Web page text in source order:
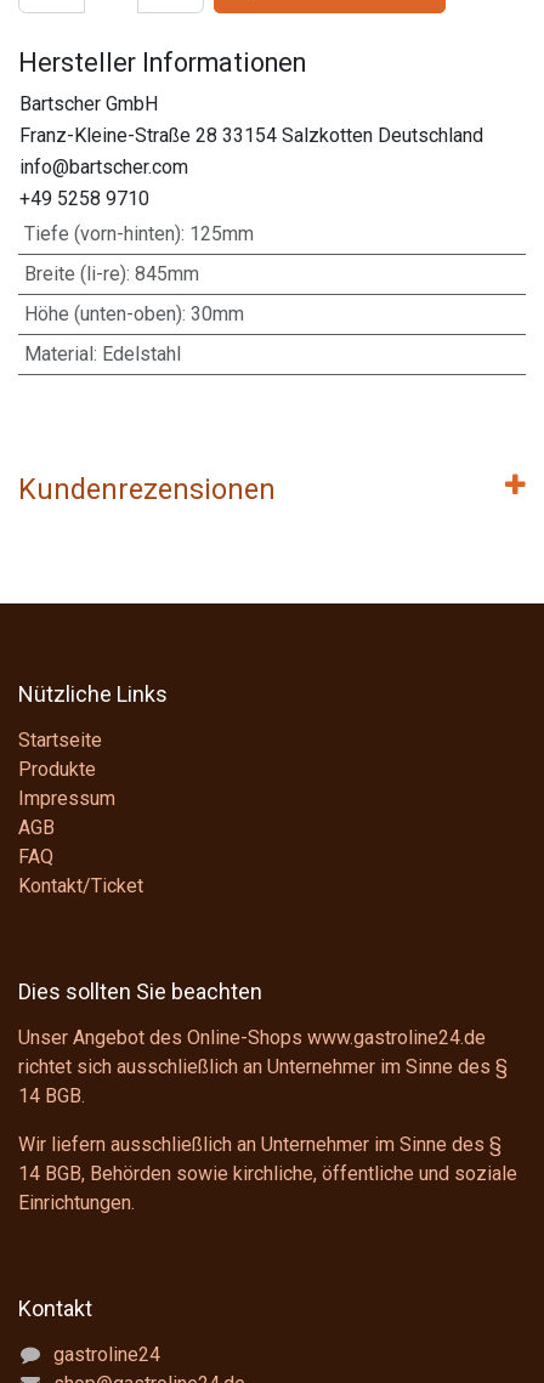
Hersteller Informationen
Bartscher GmbH
Franz-Kleine-Straße 28 33154 Salzkotten Deutschland
info@bartscher.com
+49 5258 9710
Tiefe (vorn-hinten): 125mm
Breite (li-re): 845mm
Höhe (unten-oben): 30mm
Material: Edelstahl
Kundenrezensionen
Nützliche Links
Startseite
Produkte
Impressum
AGB
FAQ
Kontakt/Ticket
Dies sollten Sie beachten
Unser Angebot des Online-Shops www.gastroline24.de
richtet sich ausschließlich an Unternehmer im Sinne des §
14 BGB.
Wir liefern ausschließlich an Unternehmer im Sinne des §
14 BGB, Behörden sowie kirchliche, öffentliche und soziale
Einrichtungen.
Kontakt
gastroline24